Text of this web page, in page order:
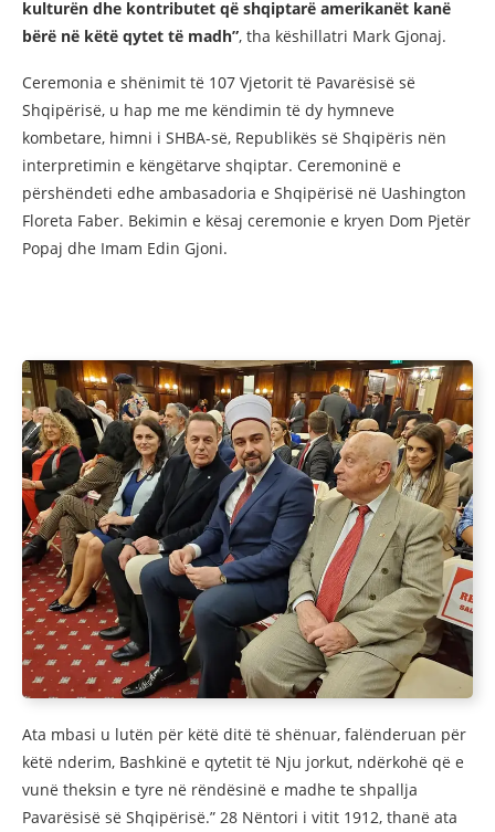
kulturën dhe kontributet që shqiptarë amerikanët kanë
bërë në këtë qytet të madh”, tha këshillatri Mark Gjonaj.
Ceremonia e shënimit të 107 Vjetorit të Pavarësisë së
Shqipërisë, u hap me me këndimin të dy hymneve
kombetare, himni i SHBA-së, Republikës së Shqipëris nën
interpretimin e këngëtarve shqiptar. Ceremoninë e
përshëndeti edhe ambasadoria e Shqipërisë në Uashington
Floreta Faber. Bekimin e kësaj ceremonie e kryen Dom Pjetër
Popaj dhe Imam Edin Gjoni.
Ata mbasi u lutën për këtë ditë të shënuar, falënderuan për
këtë nderim, Bashkinë e qytetit të Nju jorkut, ndërkohë që e
vunë theksin e tyre në rëndësinë e madhe te shpallja
Pavarësisë së Shqipërisë.” 28 Nëntori i vitit 1912, thanë ata